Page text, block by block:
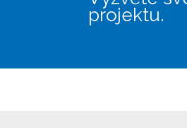
projektu.